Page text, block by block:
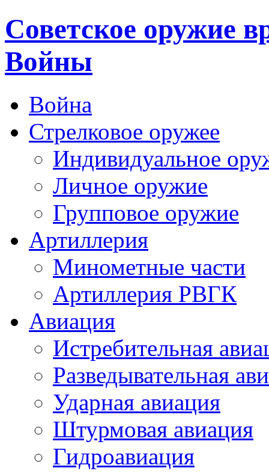
Cоветское оружие
Войны
Война
Стрелковое оружее
Индивидуальное
Личное оружие
Групповое оружие
Артиллерия
Минометные части
Артиллерия РВГК
Авиация
Истребительная
Разведывательная
Ударная авиация
Штурмовая авиация
Гидроавиация